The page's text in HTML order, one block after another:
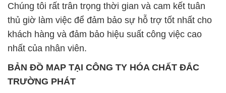
Chúng tôi rất trân trọng thời gian và cam kết tuân
thủ giờ làm việc để đảm bảo sự hỗ trợ tốt nhất cho
khách hàng và đảm bảo hiệu suất công việc cao
nhất của nhân viên.
BẢN ĐỒ MAP TẠI CÔNG TY HÓA CHẤT ĐẮC
TRƯỜNG PHÁT